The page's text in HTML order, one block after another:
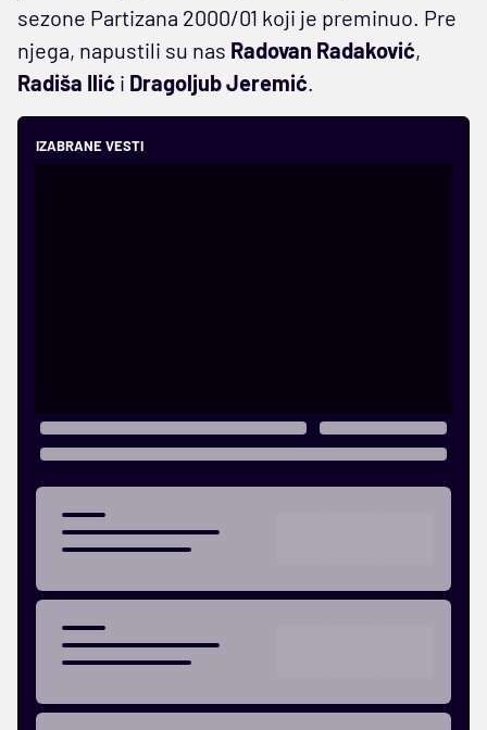
sezone Partizana 2000/01 koji je preminuo. Pre
njega, napustili su nas Radovan Radaković,
Radiša Ilić i Dragoljub Jeremić.
IZABRANE VESTI